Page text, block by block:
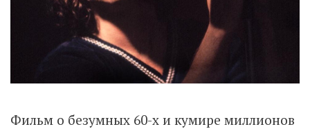
Фильм о безумных 60-х и кумире миллионов